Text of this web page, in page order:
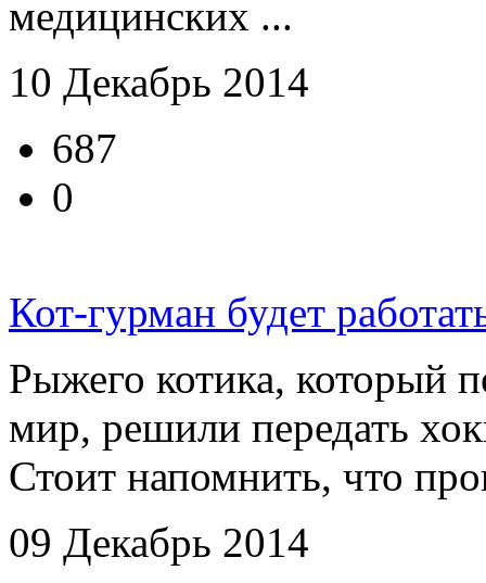
медицинских ...
10 Декабрь 2014
687
0
Кот-гурман будет
Рыжего котика, который
мир, решили передать
Стоит напомнить, что
09 Декабрь 2014